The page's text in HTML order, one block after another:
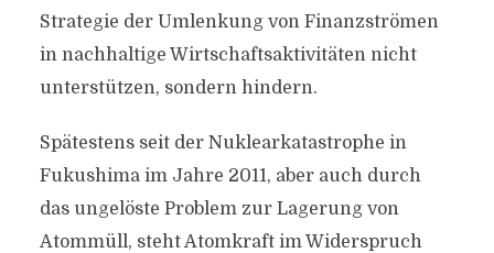
Strategie der Umlenkung von Finanzströmen
in nachhaltige Wirtschaftsaktivitäten nicht
unterstützen, sondern hindern.
Spätestens seit der Nuklearkatastrophe in
Fukushima im Jahre 2011, aber auch durch
das ungelöste Problem zur Lagerung von
Atommüll, steht Atomkraft im Widerspruch